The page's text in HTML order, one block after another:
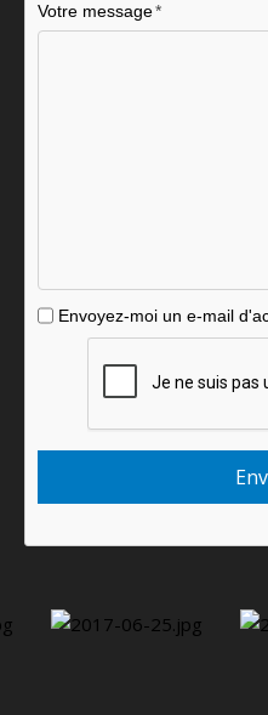
Votre message
Envoyez-moi un e-mail